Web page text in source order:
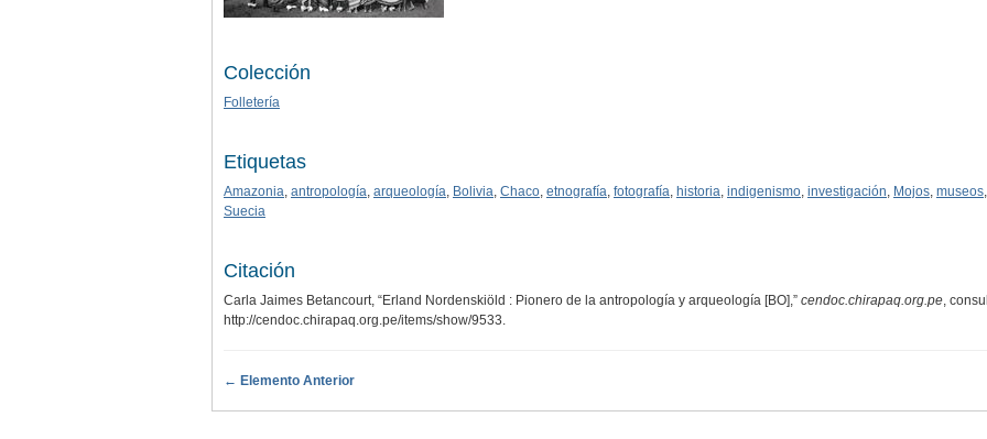
Colección
Folletería
Etiquetas
Amazonia antropología arqueología Bolivia Chaco etnografía fotografía historia indigenismo investigación Mojos museos
Suecia
Citación
Carla Jaimes Betancourt, “Erland Nordenskiöld : Pionero de la antropología y arqueología [BO],” cendoc.chirapaq.org.pe ,
http://cendoc.chirapaq.org.pe/items/show/9533
← Elemento Anterior